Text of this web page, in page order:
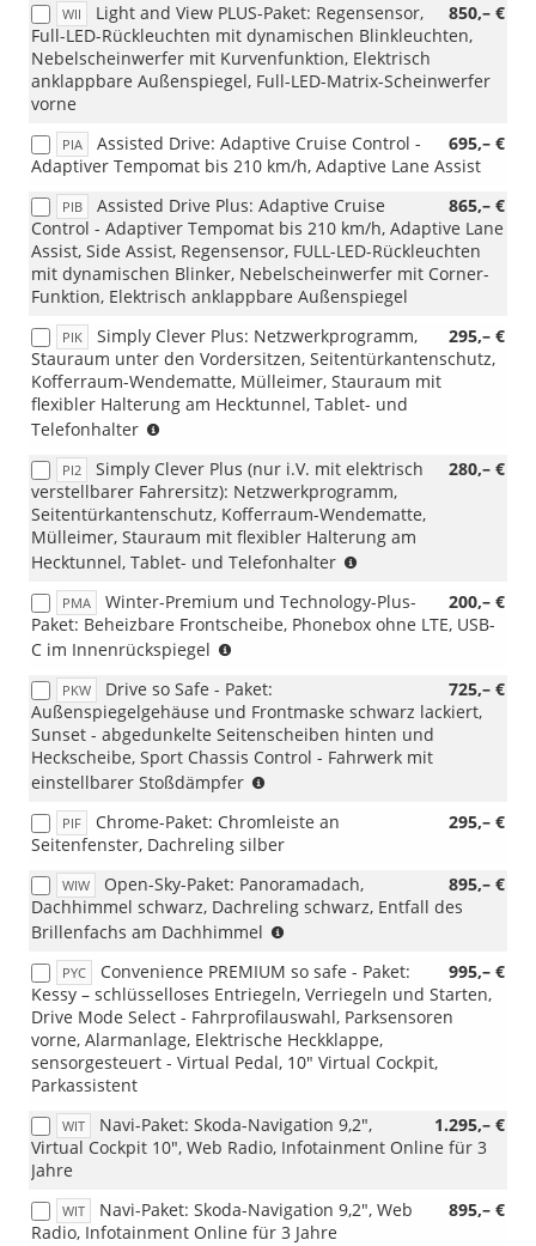
WII 850,– €
Light and View PLUS-Paket: Regensensor,
Full-LED-Rückleuchten mit dynamischen Blinkleuchten,
Nebelscheinwerfer mit Kurvenfunktion, Elektrisch
anklappbare Außenspiegel, Full-LED-Matrix-Scheinwerfer
vorne
PIA 695,– €
Assisted Drive: Adaptive Cruise Control -
Adaptiver Tempomat bis 210 km/h, Adaptive Lane Assist
PIB 865,– €
Assisted Drive Plus: Adaptive Cruise
Control - Adaptiver Tempomat bis 210 km/h, Adaptive Lane
Assist, Side Assist, Regensensor, FULL-LED-Rückleuchten
mit dynamischen Blinker, Nebelscheinwerfer mit Corner-
Funktion, Elektrisch anklappbare Außenspiegel
PIK 295,– €
Simply Clever Plus: Netzwerkprogramm,
Stauraum unter den Vordersitzen, Seitentürkantenschutz,
Kofferraum-Wendematte, Mülleimer, Stauraum mit
flexibler Halterung am Hecktunnel, Tablet- und
Telefonhalter
mit
PWA/WQ7)
PI2 280,– €
Simply Clever Plus (nur i.V. mit elektrisch
verstellbarer Fahrersitz): Netzwerkprogramm,
Seitentürkantenschutz, Kofferraum-Wendematte,
Mülleimer, Stauraum mit flexibler Halterung am
Hecktunnel, Tablet- und Telefonhalter
mit
PWA/WQ7)
PMA 200,– €
Winter-Premium und Technology-Plus-
Paket: Beheizbare Frontscheibe, Phonebox ohne LTE, USB-
C im Innenrückspiegel
mit
PLG/PLP/PLE/PLM/PEA);
(nicht
i.V.
mit
PKW 725,– €
Drive so Safe - Paket:
Außenspiegelgehäuse und Frontmaske schwarz lackiert,
Sunset - abgedunkelte Seitenscheiben hinten und
Heckscheibe, Sport Chassis Control - Fahrwerk mit
einstellbarer Stoßdämpfer
mit
P08/PJV/PJR)
i.V.
mit
PYC)
PIF 295,– €
Chrome-Paket: Chromleiste an
Seitenfenster, Dachreling silber
WIW 895,– €
Open-Sky-Paket: Panoramadach,
Dachhimmel schwarz, Dachreling schwarz, Entfall des
Brillenfachs am Dachhimmel
mit
Innenausstattung
AH/HQ/HO/JI)
PYC 995,– €
Convenience PREMIUM so safe - Paket:
Kessy – schlüsselloses Entriegeln, Verriegeln und Starten,
Drive Mode Select - Fahrprofilauswahl, Parksensoren
vorne, Alarmanlage, Elektrische Heckklappe,
sensorgesteuert - Virtual Pedal, 10" Virtual Cockpit,
Parkassistent
WIT 1.295,– €
Navi-Paket: Skoda-Navigation 9,2",
Virtual Cockpit 10", Web Radio, Infotainment Online für 3
Jahre
WIT 895,– €
Navi-Paket: Skoda-Navigation 9,2", Web
Radio, Infotainment Online für 3 Jahre